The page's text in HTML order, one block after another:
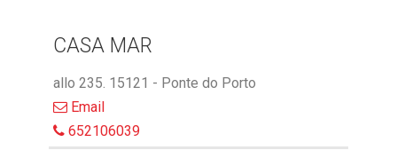
CASA MAR
allo 235. 15121 - Ponte do Porto
Email
652106039